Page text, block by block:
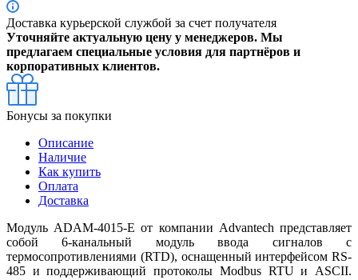
Доставка курьерской службой за счет получателя
Уточняйте актуальную цену у менеджеров. Мы
предлагаем специальные условия для партнёров и
корпоративных клиентов.
Бонусы за покупки
Описание
Наличие
Как купить
Оплата
Доставка
Модуль ADAM-4015-E от компании Advantech представляет
собой 6-канальный модуль ввода сигналов с
термосопротивлениями (RTD), оснащенный интерфейсом RS-
485 и поддерживающий протоколы Modbus RTU и ASCII.